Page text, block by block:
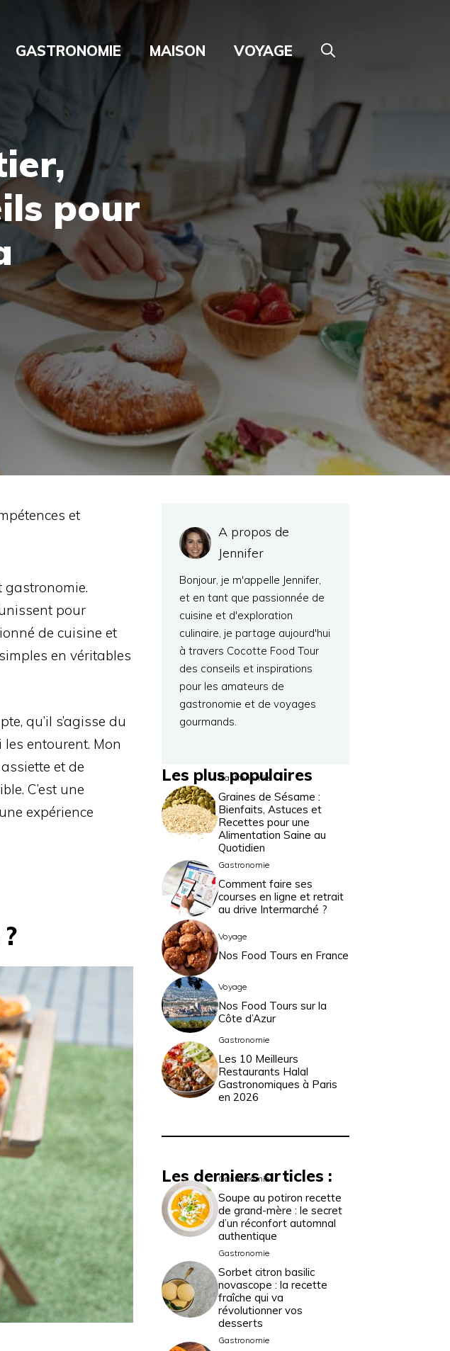
GASTRONOMIE MAISON VOYAGE
pour
et
gastronomie.
pour
de cuisine et
en véritables
qu’il s’agisse du
entourent. Mon
et de
C’est une
expérience
A propos de
Jennifer
Bonjour, je m'appelle Jennifer,
et en tant que passionnée de
cuisine et d'exploration
culinaire, je partage aujourd'hui
à travers Cocotte Food Tour
des conseils et inspirations
pour les amateurs de
gastronomie et de voyages
gourmands.
Les plus populaires
Gastronomie
Graines de Sésame :
Bienfaits, Astuces et
Recettes pour une
Alimentation Saine au
Quotidien
Gastronomie
Comment faire ses
courses en ligne et retrait
au drive Intermarché ?
Voyage
Nos Food Tours en France
Voyage
Nos Food Tours sur la
Côte d’Azur
Gastronomie
Les 10 Meilleurs
Restaurants Halal
Gastronomiques à Paris
en 2026
Les derniers articles :
Gastronomie
Soupe au potiron recette
de grand-mère : le secret
d’un réconfort automnal
authentique
Gastronomie
Sorbet citron basilic
novascope : la recette
fraîche qui va
révolutionner vos
desserts
Gastronomie